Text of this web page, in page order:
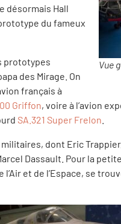
Vue
désormais Hall
du fameux
prototypes
des Mirage. On
français à
Griffon, voire à l’avion
SA.321 Super Frelon
dont Eric Trappier,
Dassault. Pour la
et de l’Espace, se